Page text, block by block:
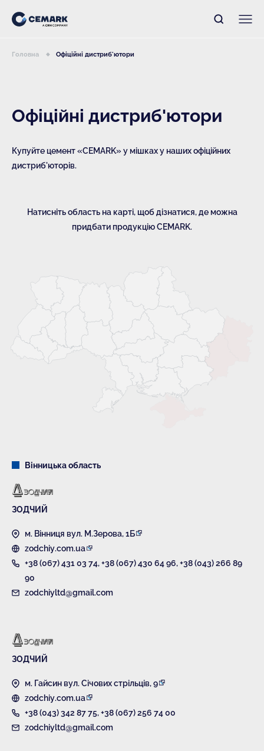
Головна Офіційні дистриб'ютори
Офіційні дистриб'ютори
Купуйте цемент «CEMARK» у мішках у наших офіційних
дистриб'юторів.
Натисніть область на карті, щоб дізнатися, де можна
придбати продукцію CEMARK.
Вінницька область
ЗОДЧИЙ
м. Вінниця вул. М.Зерова, 1Б
zodchiy.com.ua
+38 (067) 431 03 74,+38 (067) 430 64 96,+38 (043) 266 89
90
zodchiyltd@gmail.com
ЗОДЧИЙ
м. Гайсин вул. Січових стрільців, 9
zodchiy.com.ua
+38 (043) 342 87 75,+38 (067) 256 74 00
zodchiyltd@gmail.com